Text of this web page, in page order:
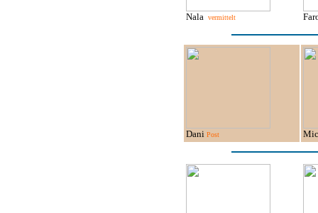
Nala vermittelt
Dani Post